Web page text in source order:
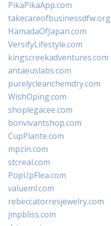
PikaPikaApp.com
takecareofbusinessdfw.org
HamadaOfJapan.com
VersifyLifestyle.com
kingscreekadventures.com
antaeuslabs.com
purelycleanchemdry.com
WishOping.com
shoplegacee.com
bonvivantshop.com
CupPlante.com
mpzin.com
stcreal.com
PopUpFlea.com
valueml.com
rebeccatorresjewelry.com
jmpbliss.com